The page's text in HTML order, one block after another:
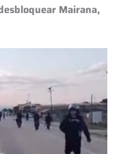
Mairana,